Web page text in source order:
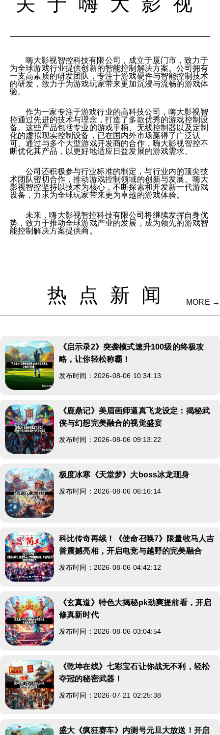
嗨大影视智控科技有限公司，成立于厦门市，致力于
为全球游戏行业提供创新的智能控制解决方案。公司拥有
一支高素质的研发团队，专注于游戏硬件与智能控制技术
的研发，致力于为游戏玩家带来更加沉浸与流畅的游戏体
验。
作为一家专注于游戏行业的高科技公司，嗨大影视智
控通过先进的技术与理念，打造了多款优秀的游戏控制设
备。这些产品包括专业的游戏手柄、无线控制器以及定制
化的虚拟现实控制设备，已在国内外市场赢得了广泛认
可。通过与多个大型游戏开发商的合作，嗨大影视智控不
断优化其产品，以更好地适应日益发展的游戏需求。
公司还积极参与行业标准的制定，与行业内的顶尖技
术团队密切合作，推动游戏控制领域的创新与发展。嗨大
影视智控坚持以技术为核心，不断探索和开发新一代游戏
设备，力求为全球玩家带来更为卓越的游戏体验。
未来，嗨大影视智控科技有限公司将继续发挥自身优
势，致力于推动全球游戏产业的发展，成为领先的游戏智
能控制解决方案提供商。
热点新闻 MORE →
《启示录2》突袭模式速升100级的终极攻
略，让你轻松称霸！
发布时间：2026-08-06 10:34:13
《鹿鼎记》美眉画师逼真飞龙设定：揭秘武
侠与幻想完美融合的视觉盛宴
发布时间：2026-08-06 09:13:22
极度冰寒《天堂梦》大boss冰龙现身
发布时间：2026-08-06 06:16:14
科比传奇再续！《使命召唤7》限量牧马人吉
普震撼亮相，开启电竞与越野的完美融合
发布时间：2026-08-06 04:42:12
《玄真道》特色大揭秘pk劲爽提前看，开启
修真新时代
发布时间：2026-08-06 03:04:54
《乾坤在线》七彩宝石让你战无不利，轻松
夺冠的秘密武器！
发布时间：2026-07-21 02:25:38
盛大《疯狂赛车》内测号元旦大放送！开启